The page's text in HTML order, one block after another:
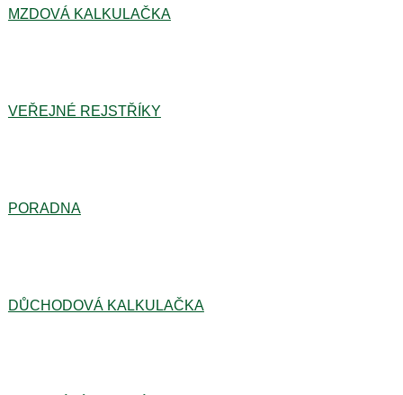
MZDOVÁ KALKULAČKA
VEŘEJNÉ REJSTŘÍKY
PORADNA
DŮCHODOVÁ KALKULAČKA